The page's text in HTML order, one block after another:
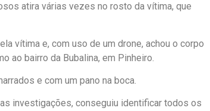
atira várias vezes no rosto da vítima, que
vítima e, com uso de um drone, achou o corpo
ao bairro da Bubalina, em Pinheiro.
e com um pano na boca.
investigações, conseguiu identificar todos os